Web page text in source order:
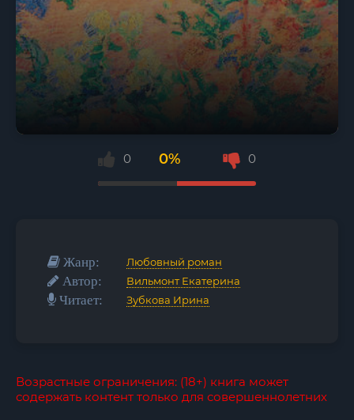
0 0% 0
Жанр: Любовный роман
Автор: Вильмонт Екатерина
Читает: Зубкова Ирина
Возрастные ограничения: (18+) книга может
содержать контент только для совершеннолетних